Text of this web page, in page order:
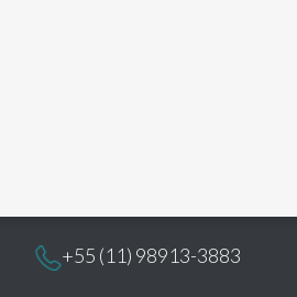
+55 (11) 98913-3883